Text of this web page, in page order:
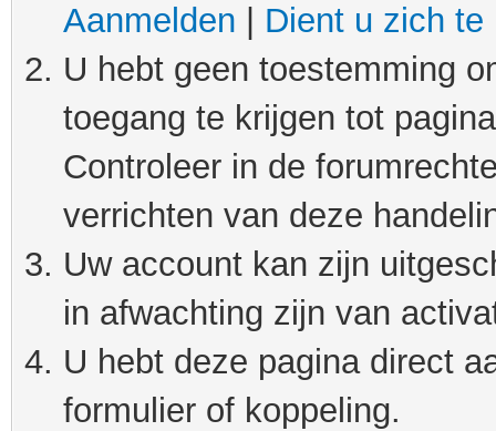
Aanmelden
Dient u zich te
U hebt geen toestemming
toegang te krijgen tot
Controleer in de
verrichten van deze
Uw account kan zijn
in afwachting zijn van
U hebt deze pagina direct
formulier of koppeling.